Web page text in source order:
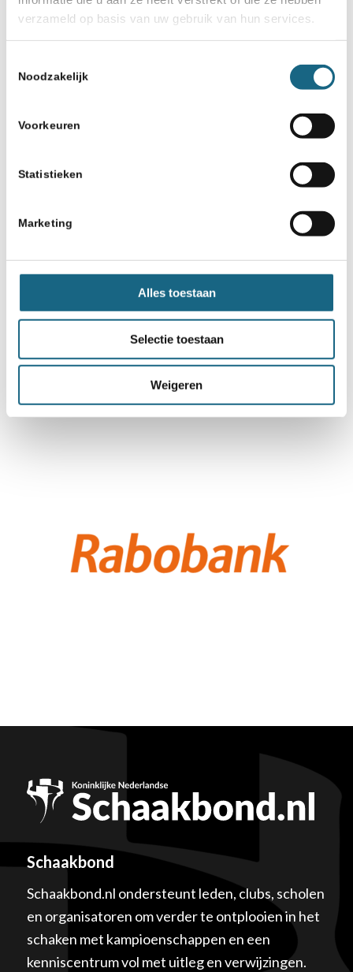
verzameld op basis van uw gebruik van hun services.
Noodzakelijk
Voorkeuren
Statistieken
Marketing
Alles toestaan
Selectie toestaan
Weigeren
Schaakbond
Schaakbond.nl ondersteunt leden, clubs, scholen
en organisatoren om verder te ontplooien in het
schaken met kampioenschappen en een
kenniscentrum vol met uitleg en verwijzingen.